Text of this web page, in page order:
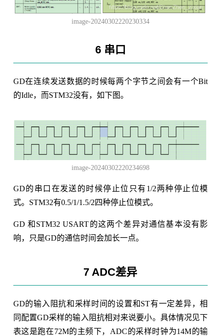
image-20240302220230334
6 串口
GD在连续发送数据的时候每两个字节之间会有一个Bit
的Idle，而STM32没有，如下图。
image-20240302220234698
GD的串口在发送的时候停止位只有1/2两种停止位模
式。STM32有0.5/1/1.5/2四种停止位模式。
GD 和STM32 USART的这两个差异对通信基本没有影
响，只是GD的通信时间会加长一点。
7 ADC差异
GD的输入阻抗和采样时间的设置和ST有一定差异，相
同配置GD采样的输入阻抗相对来说要小。具体情况见下
表这是跑在72M的主频下，ADC的采样时钟为14M的输